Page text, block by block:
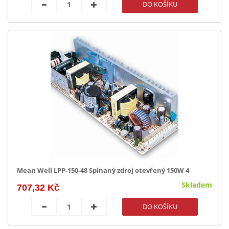
Mean Well LPP-150-48 Spínaný zdroj otevřený 150W 4
707,32 Kč Skladem